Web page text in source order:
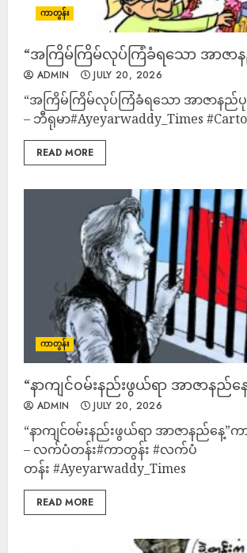
ကာတွန်း
“အကြိမ်ကြိမ်လုပ်ကြံခံရသော အာဇာ
ADMIN JULY 20, 2026
“အကြိမ်ကြိမ်လုပ်ကြံခံရသော အာဇာနည်
– ဘီရုမာ#Ayeyarwaddy_Times
READ MORE
ကာတွန်း
“နာကျင်၀မ်းနည်းဖွယ်ရာ အာဇာနည်န
ADMIN JULY 20, 2026
“နာကျင်၀မ်းနည်းဖွယ်ရာ အာဇာနည်နေ့”
– လက်ပံတန်း#ကာတွန်း #လက်ပံ
တန်း #Ayeyarwaddy_Times
READ MORE